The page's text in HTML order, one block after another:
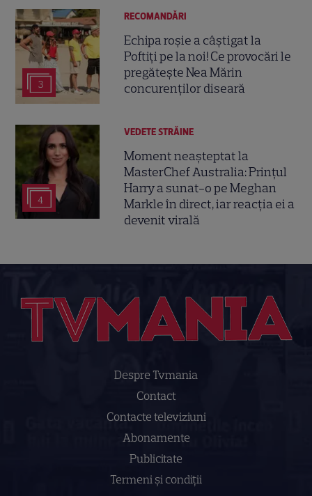
3
RECOMANDĂRI
Echipa roșie a câștigat la
Poftiți pe la noi! Ce provocări le
pregătește Nea Mărin
concurenților diseară
4
VEDETE STRĂINE
Moment neașteptat la
MasterChef Australia: Prințul
Harry a sunat-o pe Meghan
Markle în direct, iar reacția ei a
devenit virală
Despre Tvmania
Contact
Contacte televiziuni
Abonamente
Publicitate
Termeni și condiții